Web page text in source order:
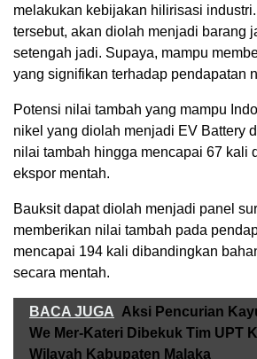
melakukan kebijakan hilirisasi
tersebut, akan diolah menjadi barang
setengah jadi. Supaya, mampu
yang signifikan terhadap pendapatan
Potensi nilai tambah yang mampu
nikel yang diolah menjadi EV Battery
nilai tambah hingga mencapai 67 kali
ekspor mentah.
Bauksit dapat diolah menjadi panel
memberikan nilai tambah pada
mencapai 194 kali dibandingkan
secara mentah.
BACA JUGA Aksi Pencurian
We Mer-Kateri Dibekuk Tim UPT
Wilayah Kabupaten Malaka